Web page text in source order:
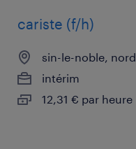
cariste (f/h)
sin-le-noble, nord
intérim
12,31 € par heure